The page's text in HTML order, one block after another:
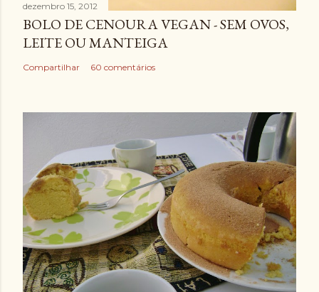
dezembro 15, 2012
BOLO DE CENOURA VEGAN - SEM OVOS,
LEITE OU MANTEIGA
Compartilhar 60 comentários